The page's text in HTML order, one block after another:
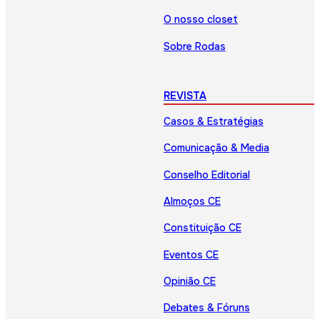
O nosso closet
Sobre Rodas
REVISTA
Casos & Estratégias
Comunicação & Media
Conselho Editorial
Almoços CE
Constituição CE
Eventos CE
Opinião CE
Debates & Fóruns